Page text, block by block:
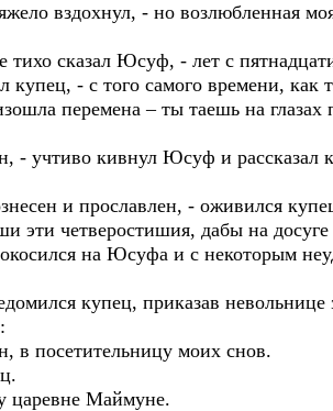
вздохнул, - но возлюбленная
сказал Юсуф, - лет с
- с того самого времени, как
перемена – ты таешь на
- учтиво кивнул Юсуф и рассказал
и прославлен, - оживился
эти четверостишия, дабы на
на Юсуфа и с некоторым
купец, приказав
в посетительницу моих снов.
царевне Маймуне.